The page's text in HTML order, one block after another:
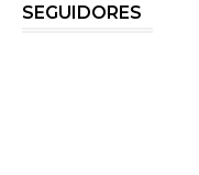
SEGUIDORES